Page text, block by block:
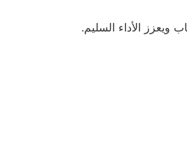
ويعزز الأداء السليم.